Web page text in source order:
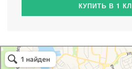
КУПИТЬ В 1
Атриум-Крым
Системы водоснабжения, отопления,
Снабжение строительных объектов в